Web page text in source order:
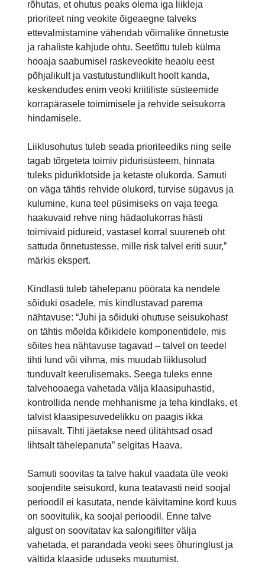
rõhutas, et ohutus peaks olema iga liikleja
prioriteet ning veokite õigeaegne talveks
ettevalmistamine vähendab võimalike õnnetuste
ja rahaliste kahjude ohtu. Seetõttu tuleb külma
hooaja saabumisel raskeveokite heaolu eest
põhjalikult ja vastutustundlikult hoolt kanda,
keskendudes enim veoki kriitiliste süsteemide
korrapärasele toimimisele ja rehvide seisukorra
hindamisele.
Liiklusohutus tuleb seada prioriteediks ning selle
tagab tõrgeteta toimiv pidurisüsteem, hinnata
tuleks piduriklotside ja ketaste olukorda. Samuti
on väga tähtis rehvide olukord, turvise sügavus ja
kulumine, kuna teel püsimiseks on vaja teega
haakuvaid rehve ning hädaolukorras hästi
toimivaid pidureid, vastasel korral suureneb oht
sattuda õnnetustesse, mille risk talvel eriti suur,”
märkis ekspert.
Kindlasti tuleb tähelepanu pöörata ka nendele
sõiduki osadele, mis kindlustavad parema
nähtavuse: “Juhi ja sõiduki ohutuse seisukohast
on tähtis mõelda kõikidele komponentidele, mis
sõites hea nähtavuse tagavad – talvel on teedel
tihti lund või vihma, mis muudab liiklusolud
tunduvalt keerulisemaks. Seega tuleks enne
talvehooaega vahetada välja klaasipuhastid,
kontrollida nende mehhanisme ja teha kindlaks, et
talvist klaasipesuvedelikku on paagis ikka
piisavalt. Tihti jäetakse need ülitähtsad osad
lihtsalt tähelepanuta” selgitas Haava.
Samuti soovitas ta talve hakul vaadata üle veoki
soojendite seisukord, kuna teatavasti neid soojal
perioodil ei kasutata, nende käivitamine kord kuus
on soovitulik, ka soojal perioodil. Enne talve
algust on soovitatav ka salongifilter välja
vahetada, et parandada veoki sees õhuringlust ja
vältida klaaside uduseks muutumist.